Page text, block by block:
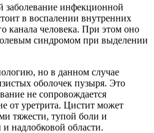
заболевание инфекционной
в воспалении внутренних
канала человека. При этом оно
синдромом при выделении
но в данном случае
оболочек пузыря. Это
не сопровождается
от уретрита. Цистит может
тяжести, тупой боли и
надлобковой области.